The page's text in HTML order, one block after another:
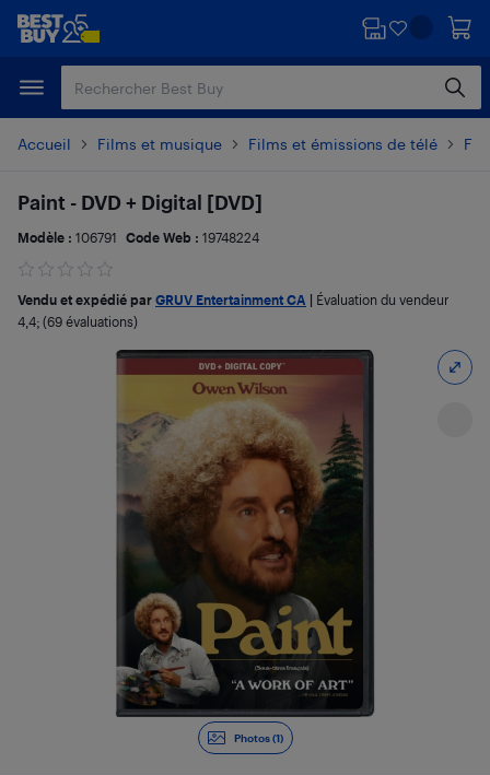
Passer
principal
Passer
Accueil Films et musique Films et émissions de télé
Photos (1)
Paint - DVD + Digital [DVD]
Modèle : 106791 Code Web : 19748224
Vendu et expédié par GRUV Entertainment CA
Évaluation du vendeur
4,4; (69 évaluations)